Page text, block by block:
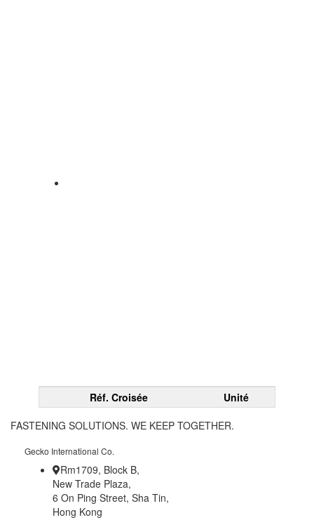
Réf. Croisée
Unité
FASTENING SOLUTIONS. WE KEEP TOGETHER.
Gecko International Co.
Rm1709, Block B,
New Trade Plaza,
6 On Ping Street, Sha Tin,
Hong Kong